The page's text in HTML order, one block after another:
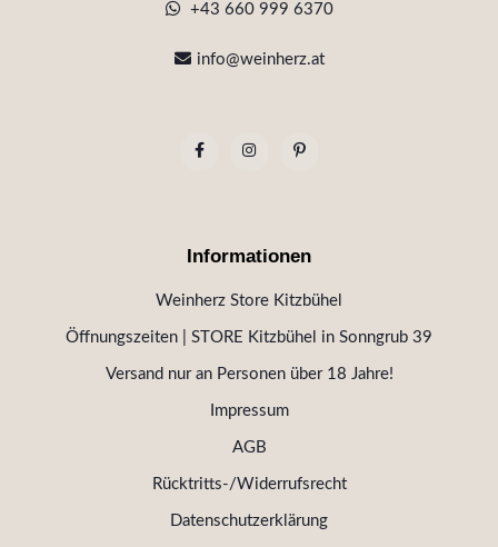
+43 660 999 6370
info@weinherz.at
Informationen
Weinherz Store Kitzbühel
Öffnungszeiten | STORE Kitzbühel in Sonngrub 39
Versand nur an Personen über 18 Jahre!
Impressum
AGB
Rücktritts-/Widerrufsrecht
Datenschutzerklärung